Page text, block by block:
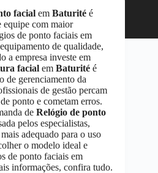
facial em Baturité é
equipe com maior
de ponto faciais em
de qualidade,
a empresa investe em
facial em Baturité é
de gerenciamento da
de gestão percam
ponto e cometam erros.
de Relógio de ponto
pelos especialistas,
adequado para o uso
o modelo ideal e
de ponto faciais em
informações, confira tudo.